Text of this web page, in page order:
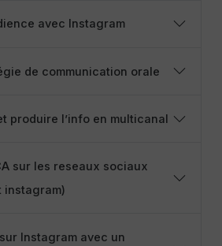
avec Instagram
de communication orale
produire l’info en multicanal
sur les reseaux sociaux
instagram)
Instagram avec un